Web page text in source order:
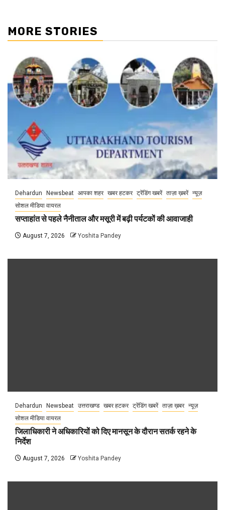
MORE STORIES
Dehardun Newsbeat आपका शहर खबर हटकर ट्रेंडिंग खबरें ताज़ा ख़बरें न्यूज़
सोशल मीडिया वायरल
सप्ताहांत से पहले नैनीताल और मसूरी में बढ़ी पर्यटकों की आवाजाही
August 7, 2026 Yoshita Pandey
Dehardun Newsbeat उत्तराखण्ड खबर हटकर ट्रेंडिंग खबरें ताज़ा ख़बर न्यूज़
सोशल मीडिया वायरल
जिलाधिकारी ने अधिकारियों को दिए मानसून के दौरान सतर्क रहने के
निर्देश
August 7, 2026 Yoshita Pandey